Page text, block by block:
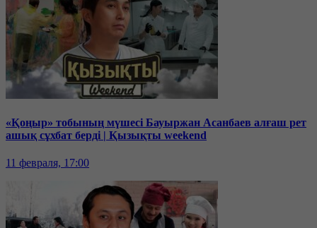
«Қоңыр» тобының мүшесі Бауыржан Асанбаев алғаш рет
ашық сұхбат берді | Қызықты weekend
11 февраля, 17:00